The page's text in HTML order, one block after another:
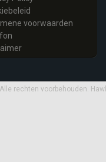
voorwaarden
rechten voorbehouden.